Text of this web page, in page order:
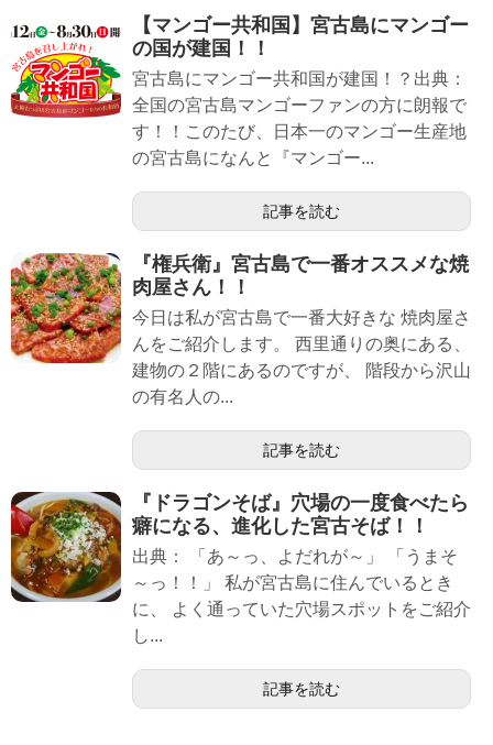
【マンゴー共和国】宮古島にマンゴー
の国が建国！！
宮古島にマンゴー共和国が建国！？出典：
全国の宮古島マンゴーファンの方に朗報で
す！！このたび、日本一のマンゴー生産地
の宮古島になんと『マンゴー...
記事を読む
『権兵衛』宮古島で一番オススメな焼
肉屋さん！！
今日は私が宮古島で一番大好きな 焼肉屋さ
んをご紹介します。 西里通りの奥にある、
建物の２階にあるのですが、 階段から沢山
の有名人の...
記事を読む
『ドラゴンそば』穴場の一度食べたら
癖になる、進化した宮古そば！！
出典： 「あ～っ、よだれが～」 「うまそ
～っ！！」 私が宮古島に住んでいるとき
に、 よく通っていた穴場スポットをご紹介
し...
記事を読む